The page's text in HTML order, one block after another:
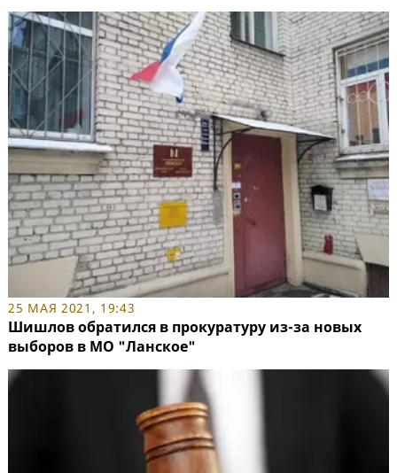
25 МАЯ 2021, 19:43
Шишлов обратился в прокуратуру из-за новых
выборов в МО "Ланское"